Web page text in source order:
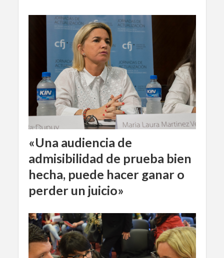
«Una audiencia de
admisibilidad de prueba bien
hecha, puede hacer ganar o
perder un juicio»